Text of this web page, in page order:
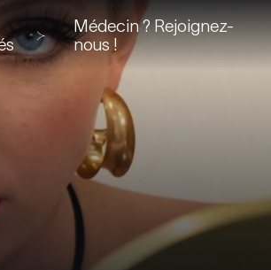
Médecin ? Rejoignez-
nous !